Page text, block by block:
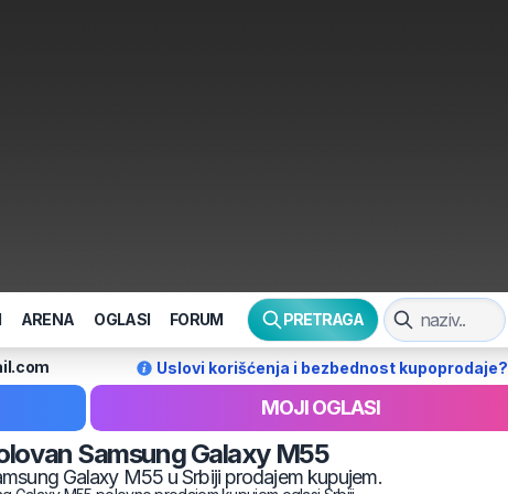
ARENA OGLASI FORUM PRETRAGA
Uslovi korišćenja i bezbednost kupoprodaje?
MOJI OGLASI
Samsung Galaxy M55
Galaxy M55u Srbiji prodajem kupujem.